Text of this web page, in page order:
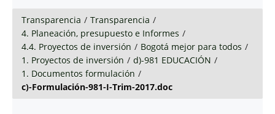
Transparencia / Transparencia /
4. Planeación, presupuesto e Informes /
4.4. Proyectos de inversión / Bogotá mejor para todos /
1. Proyectos de inversión / d)-981 EDUCACIÓN /
1. Documentos formulación /
c)-Formulación-981-I-Trim-2017.doc